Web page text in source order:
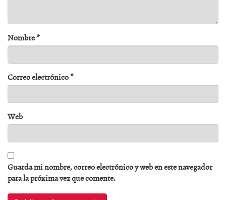
Nombre*
Correo electrónico*
Web
Guarda mi nombre, correo electrónico y web en este navegador
para la próxima vez que comente.